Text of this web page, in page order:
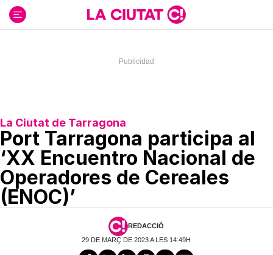
contenido
La Ciutat de Tarragona
Port Tarragona participa al
‘XX Encuentro Nacional de
Operadores de Cereales
(ENOC)’
REDACCIÓ
29 DE MARÇ DE 2023 A LES 14:49H